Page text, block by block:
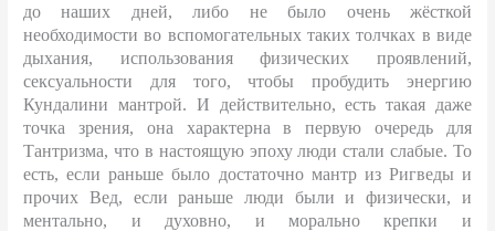
до наших дней, либо не было очень жёсткой
необходимости во вспомогательных таких толчках в виде
дыхания, использования физических проявлений,
сексуальности для того, чтобы пробудить энергию
Кундалини мантрой. И действительно, есть такая даже
точка зрения, она характерна в первую очередь для
Тантризма, что в настоящую эпоху люди стали слабые. То
есть, если раньше было достаточно мантр из Ригведы и
прочих Вед, если раньше люди были и физически, и
ментально, и духовно, и морально крепки и